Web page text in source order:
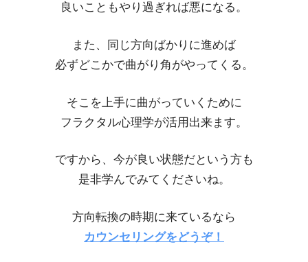
良いこともやり過ぎれば悪になる。
また、同じ方向ばかりに進めば
必ずどこかで曲がり角がやってくる。
そこを上手に曲がっていくために
フラクタル心理学が活用出来ます。
ですから、今が良い状態だという方も
是非学んでみてくださいね。
方向転換の時期に来ているなら
カウンセリングをどうぞ！